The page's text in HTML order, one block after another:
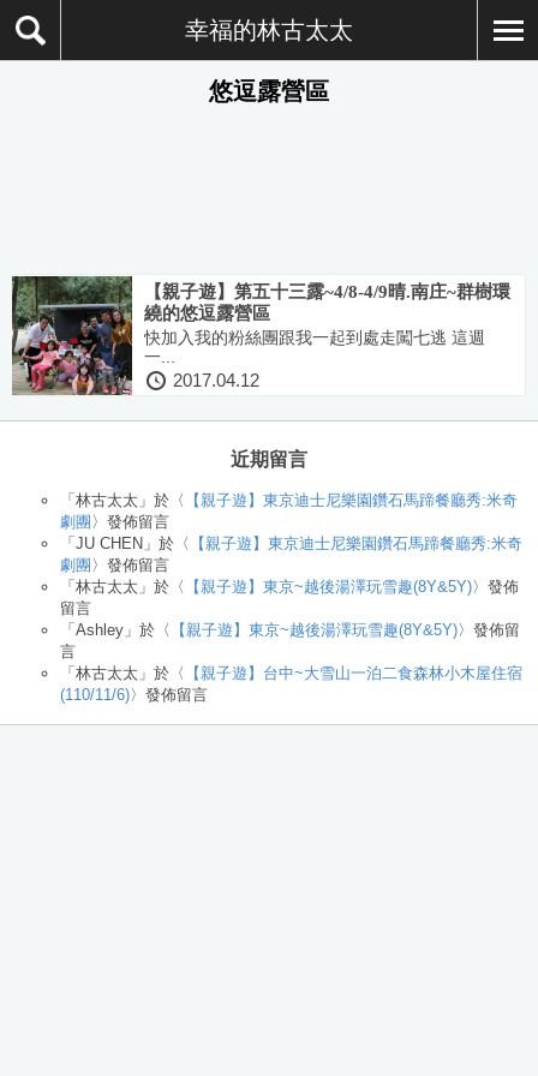
幸福的林古太太
悠逗露營區
【親子遊】第五十三露~4/8-4/9晴.南庄~群樹環
繞的悠逗露營區
快加入我的粉絲團跟我一起到處走闖七逃 這週
一...
2017.04.12
近期留言
「 林古太太 」於〈
【親子遊】東京迪士尼樂園鑽石馬蹄餐廳秀:米奇
劇團 〉發佈留言
「 JU CHEN 」於〈
【親子遊】東京迪士尼樂園鑽石馬蹄餐廳秀:米奇
劇團 〉發佈留言
「 林古太太 」於〈 【親子遊】東京~越後湯澤玩雪趣(8Y&5Y)〉發佈
留言
「 Ashley 」於〈 【親子遊】東京~越後湯澤玩雪趣(8Y&5Y)〉發佈留
言
「 林古太太 」於〈
【親子遊】台中~大雪山一泊二食森林小木屋住宿
(110/11/6)〉發佈留言